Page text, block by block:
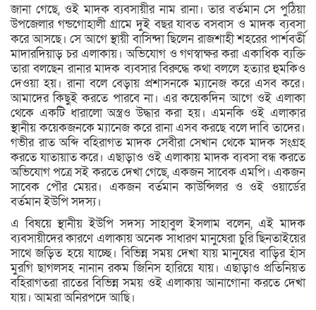
জানা গেছে, ওই মাদক ব্যবসায়ীর নাম রানা। তার বর্তমান সে পুঠিয়া
উপজেলার গন্ডগোহালী গ্রামে দুই বছর যাবত বসবাস ও মাদক ব্যবসা
করে আসছে। সে আগে স্থায়ী বাসিন্দা ছিলেন রাজশাহী শহরের পার্শবর্তী
মাদারদিয়াড় চর এলাকায়। অভিযোগ ও গণস্বাক্ষর করা একাধিক ব্যক্তি
তারা বলছেন রানার মাদক ব্যবসার বিরুদ্ধে কথা বললে হত্যার হুমকিও
দেওয়া হয়। রানা বলে বেড়ায় প্রশাসনকে ম্যানেজ করে এসব করে।
আমাদের কিছুই করতে পারবে না। এর কয়েকদিন আগে ওই এলাকা
থেকে একটি ধারালো অস্ত্রও উদ্ধার করা হয়। এমনকি ওই এলাকার
স্থানীয় কয়েকজনকে ম্যানেজ করে রানা এসব করছে বলে দাবি তাদের।
গভীর রাত অব্দি বহিরাগত মাদক সেবীরা সেখান থেকে মাদক সংগ্রহ
করতে যাতায়াত করে। এছাড়াও ওই এলাকায় মাদক ব্যবসা বন্ধ করতে
অভিযোগ পত্রে সই করতে দেখা গেছে, একজন সাবেক এমপি। একজন
সাবেক পৌর মেয়র। একজন বর্তমান কাউন্সিলর ও ওই ওয়ার্ডের
বর্তমান ইউপি সদস্য।
এ বিষয়ে স্থানীয় ইউপি সদস্য সাহাবুল ইসলাম বলেন, এই মাদক
ব্যবসায়ীদের কারণে এলাকায় অনেক সাধারণ মানুষেরা চুরি ছিনতাইয়ের
সাথে জড়িত হয়ে যাচ্ছে। বিভিন্ন সময় দেখা যায় মানুষের বাড়ির হাঁস
মুরগি ছাগলসহ নানান রকম জিনিস হারিয়ে যায়। এছাড়াও প্রতিনিয়ত
বহিরাগতরা রাতের বিভিন্ন সময় ওই এলাকায় আনাগোনা করতে দেখা
যায়। আমরা অনিরপদে আছি।